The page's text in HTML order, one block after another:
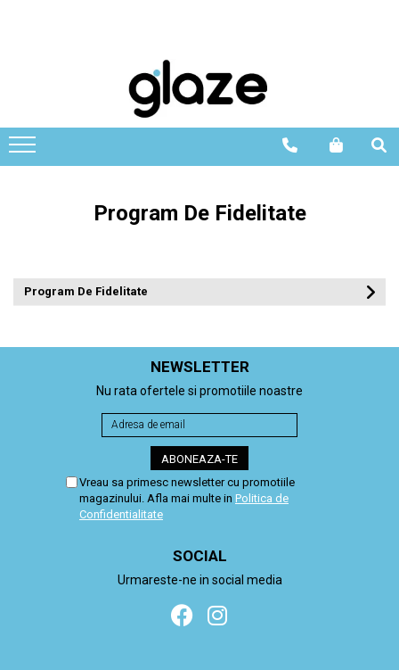
Program De Fidelitate
Program De Fidelitate
NEWSLETTER
Nu rata ofertele si promotiile noastre
Vreau sa primesc newsletter cu promotiile
magazinului. Afla mai multe in Politica de
Confidentialitate
SOCIAL
Urmareste-ne in social media